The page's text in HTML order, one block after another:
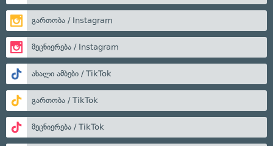
გართობა / Instagram
მეცნიერება / Instagram
ახალი ამბები / TikTok
გართობა / TikTok
მეცნიერება / TikTok